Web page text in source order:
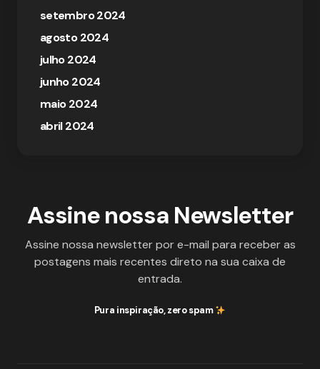
setembro 2024
agosto 2024
julho 2024
junho 2024
maio 2024
abril 2024
Assine nossa Newsletter
Assine nossa newsletter por e-mail para receber as
postagens mais recentes direto na sua caixa de
entrada.
Pura inspiração, zero spam